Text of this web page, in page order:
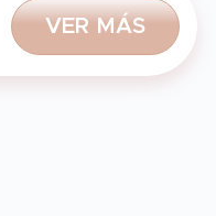
V ER M ÁS